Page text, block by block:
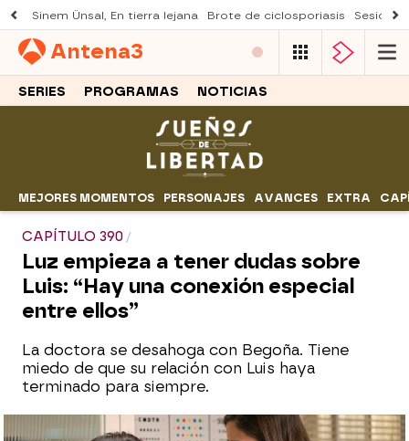
Sinem Ünsal, En tierra lejana Brote de ciclosporiasis Sesión
Antena3
SERIES PROGRAMAS NOTICIAS
MEJORES MOMENTOS PERSONAJES AVANCES EXTRA
CAPÍTULO 390
Luz empieza a tener dudas sobre
Luis: “Hay una conexión especial
entre ellos”
La doctora se desahoga con Begoña. Tiene
miedo de que su relación con Luis haya
terminado para siempre.
Luis no puede más y le confiesa toda la